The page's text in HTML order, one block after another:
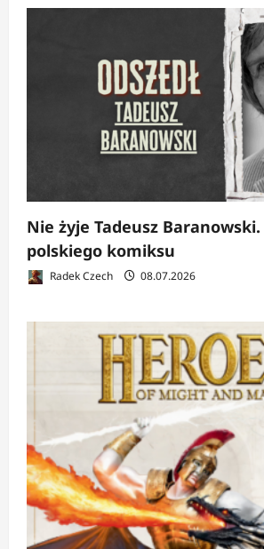
Nie żyje Tadeusz
polskiego komiksu
Radek Czech 08.07.2026